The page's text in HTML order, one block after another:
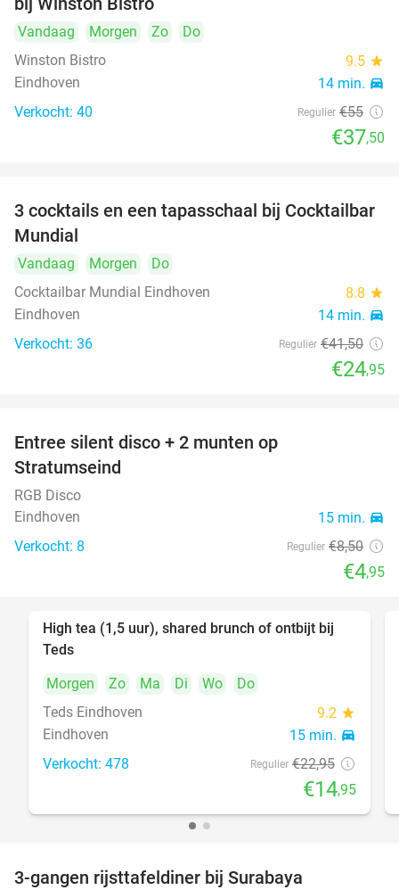
Vandaag Morgen Zo
Do
Winston Bistro
9.5 star
Eindhoven 14 min. directions_car
Verkocht: 40 Regulier €55
€37,50
40%
3 cocktails en een tapasschaal bij Cocktailbar
Mundial
Vandaag Morgen
Do
Cocktailbar Mundial Eindhoven
8.8 star
Eindhoven 14 min. directions_car
Verkocht: 36 Regulier €41,50
€24,95
Entree silent disco + 2 munten op
Stratumseind
RGB Disco
Eindhoven
15 min. directions_car
Verkocht: 8 Regulier €8,50
€4,95
35%
High tea (1,5 uur), shared brunch of ontbijt bij
Teds
Morgen
Zo Ma Di Wo
Do
Teds Eindhoven
9.2 star
Eindhoven 15 min. directions_car
Verkocht: 478 Regulier €22,95
€14,95
3-gangen rijsttafeldiner bij Surabaya